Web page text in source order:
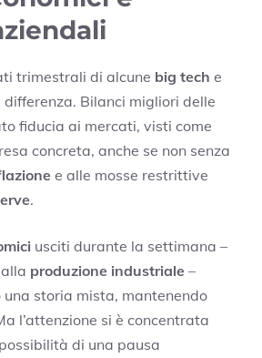
trimestrali di alcune big tech e
Bilanci migliori delle
fiducia ai mercati, visti come
concreta, anche se non senza
e alle mosse restrittive
.
usciti durante la settimana –
alla produzione industriale –
storia mista, mantenendo
l’attenzione si è concentrata
di una pausa